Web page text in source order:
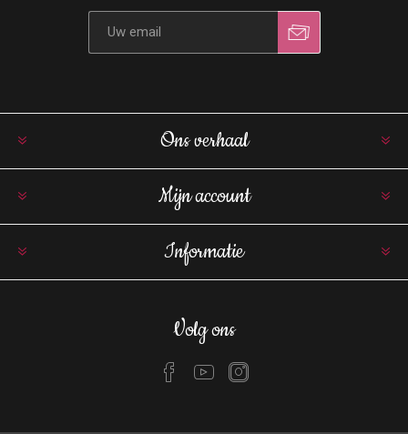
Ons verhaal
Mijn account
Informatie
Volg ons